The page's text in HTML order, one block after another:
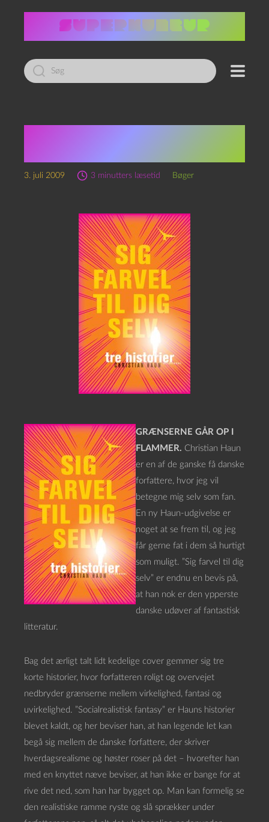
Led
efter:
3. juli 2009 3 minutters læsetid Bøger
GRÆNSERNE GÅR OP I
FLAMMER. Christian Haun
er en af de ganske få danske
forfattere, hvor jeg vil
betegne mig selv som fan.
En ny Haun-udgivelse er
noget at se frem til, og jeg
får gerne fat i dem så hurtigt
som muligt. ”Sig farvel til dig
selv” er endnu en bevis på,
at han nok er den ypperste
danske udøver af fantastisk
litteratur.
Bag det ærligt talt lidt kedelige cover gemmer sig tre
korte historier, hvor forfatteren roligt og overvejet
nedbryder grænserne mellem virkelighed, fantasi og
uvirkelighed. ”Socialrealistisk fantasy” er Hauns historier
blevet kaldt, og her beviser han, at han legende let kan
begå sig mellem de danske forfattere, der skriver
hverdagsrealisme og høster roser på det – hvorefter han
med en knyttet næve beviser, at han ikke er bange for at
rive det ned, som han har bygget op. Man kan formelig se
den realistiske ramme ryste og slå sprækker under